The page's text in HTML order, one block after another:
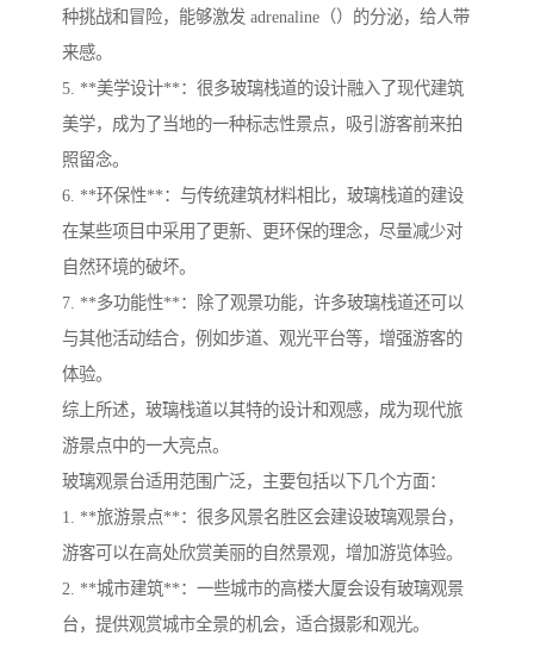
种挑战和冒险，能够激发 adrenaline（）的分泌，给人带
来感。
5. **美学设计**：很多玻璃栈道的设计融入了现代建筑
美学，成为了当地的一种标志性景点，吸引游客前来拍
照留念。
6. **环保性**：与传统建筑材料相比，玻璃栈道的建设
在某些项目中采用了更新、更环保的理念，尽量减少对
自然环境的破坏。
7. **多功能性**：除了观景功能，许多玻璃栈道还可以
与其他活动结合，例如步道、观光平台等，增强游客的
体验。
综上所述，玻璃栈道以其特的设计和观感，成为现代旅
游景点中的一大亮点。
玻璃观景台适用范围广泛，主要包括以下几个方面：
1. **旅游景点**：很多风景名胜区会建设玻璃观景台，
游客可以在高处欣赏美丽的自然景观，增加游览体验。
2. **城市建筑**：一些城市的高楼大厦会设有玻璃观景
台，提供观赏城市全景的机会，适合摄影和观光。